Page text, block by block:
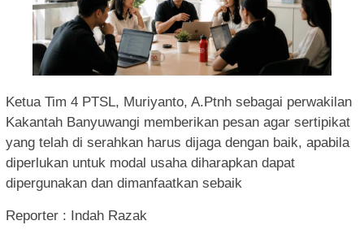
Ketua Tim 4 PTSL, Muriyanto, A.Ptnh sebagai perwakilan
Kakantah Banyuwangi memberikan pesan agar sertipikat
yang telah di serahkan harus dijaga dengan baik, apabila
diperlukan untuk modal usaha diharapkan dapat
dipergunakan dan dimanfaatkan sebaik
Reporter : Indah Razak